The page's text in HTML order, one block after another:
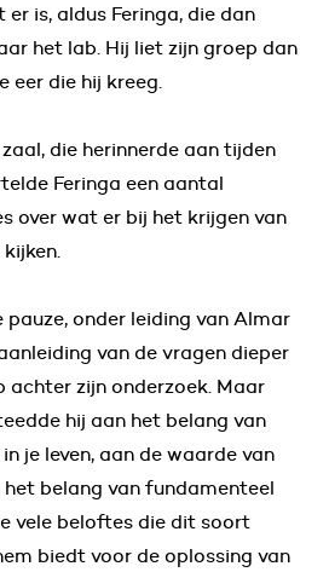
is, aldus Feringa, die dan
het lab. Hij liet zijn groep dan
eer die hij kreeg.
die herinnerde aan tijden
Feringa een aantal
over wat er bij het krijgen van
pauze, onder leiding van Almar
van de vragen dieper
achter zijn onderzoek. Maar
hij aan het belang van
je leven, aan de waarde van
belang van fundamenteel
vele beloftes die dit soort
biedt voor de oplossing van